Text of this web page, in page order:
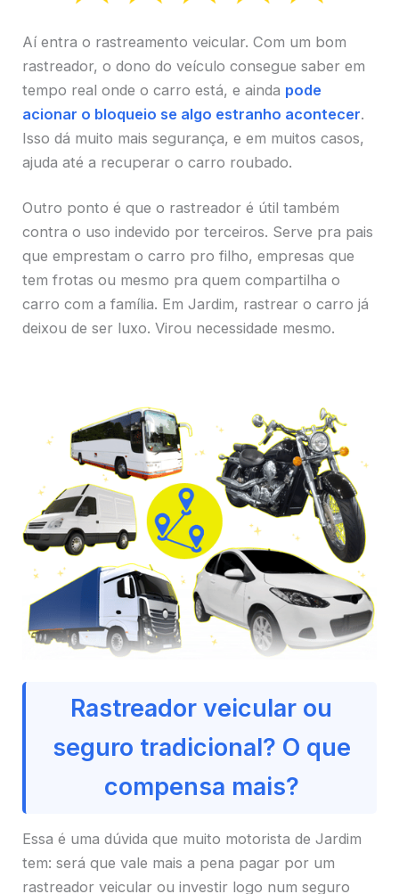
Aí entra o rastreamento veicular. Com um bom
rastreador, o dono do veículo consegue saber em
tempo real onde o carro está, e ainda pode
acionar o bloqueio se algo estranho acontecer.
Isso dá muito mais segurança, e em muitos casos,
ajuda até a recuperar o carro roubado.
Outro ponto é que o rastreador é útil também
contra o uso indevido por terceiros. Serve pra pais
que emprestam o carro pro filho, empresas que
tem frotas ou mesmo pra quem compartilha o
carro com a família. Em Jardim, rastrear o carro já
deixou de ser luxo. Virou necessidade mesmo.
Rastreador veicular ou
seguro tradicional? O que
compensa mais?
Essa é uma dúvida que muito motorista de Jardim
tem: será que vale mais a pena pagar por um
rastreador veicular ou investir logo num seguro